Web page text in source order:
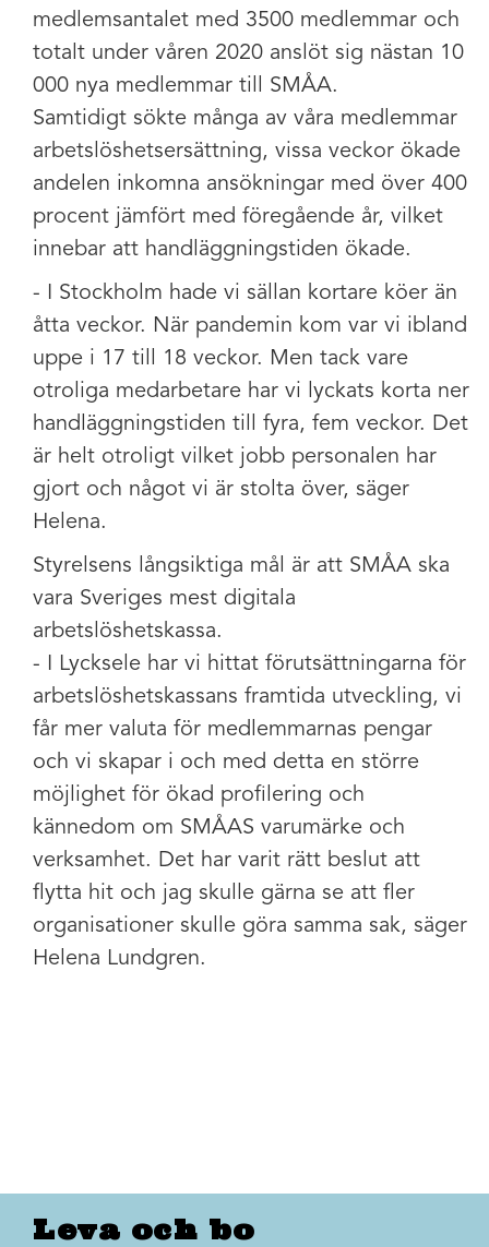
medlemsantalet med 3500 medlemmar och
totalt under våren 2020 anslöt sig nästan 10
000 nya medlemmar till SMÅA.
Samtidigt sökte många av våra medlemmar
arbetslöshetsersättning, vissa veckor ökade
andelen inkomna ansökningar med över 400
procent jämfört med föregående år, vilket
innebar att handläggningstiden ökade.
- I Stockholm hade vi sällan kortare köer än
åtta veckor. När pandemin kom var vi ibland
uppe i 17 till 18 veckor. Men tack vare
otroliga medarbetare har vi lyckats korta ner
handläggningstiden till fyra, fem veckor. Det
är helt otroligt vilket jobb personalen har
gjort och något vi är stolta över, säger
Helena.
Styrelsens långsiktiga mål är att SMÅA ska
vara Sveriges mest digitala
arbetslöshetskassa.
- I Lycksele har vi hittat förutsättningarna för
arbetslöshetskassans framtida utveckling, vi
får mer valuta för medlemmarnas pengar
och vi skapar i och med detta en större
möjlighet för ökad profilering och
kännedom om SMÅAS varumärke och
verksamhet. Det har varit rätt beslut att
flytta hit och jag skulle gärna se att fler
organisationer skulle göra samma sak, säger
Helena Lundgren.
Leva och bo